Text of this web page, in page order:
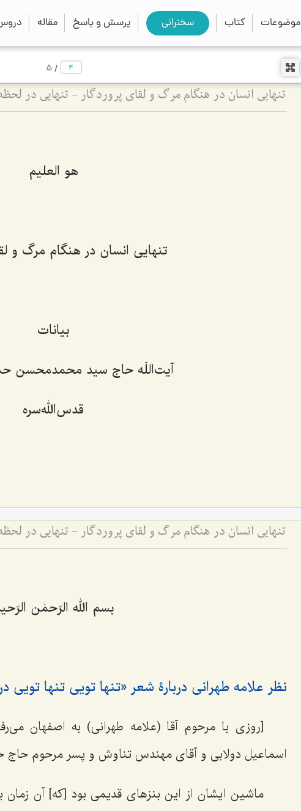
موضوعات کتاب سخنرانی پرسش و پاسخ مقاله
search
close
/
5
هو العليم
تنهایی انسان در هنگام مرگ و
بیانات
آیت‌اللَه حاج سید محمدمحسن
قدس‌الله‌سره
بسم الله الرّحمٰن
نظر علامه طهرانی دربارۀ شعر «تنها تویی تنها تویی
[روزی با مرحوم آقا (علامه طهرانی) به اصفهان
اسماعیل دولابی و آقای مهندس تناوش و پسر مرحوم